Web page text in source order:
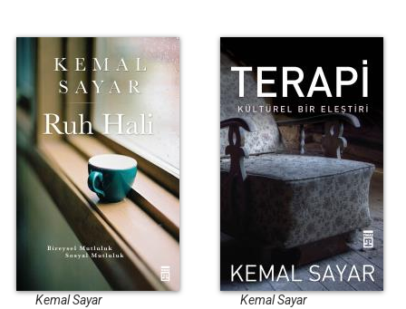
Kemal Sayar
Terapi
Kemal Sayar